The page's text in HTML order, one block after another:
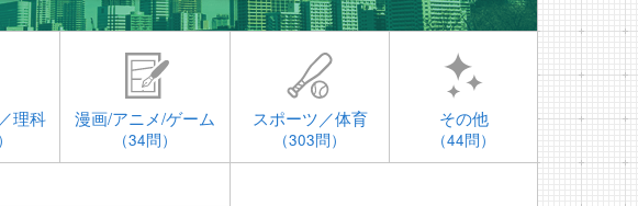
理科 漫画/アニメ/ゲーム
（34問）
スポーツ／体育
（303問）
その他
（44問）